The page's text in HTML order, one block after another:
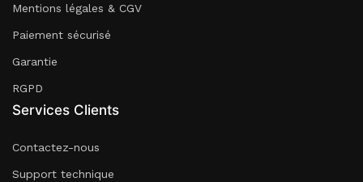
Mentions légales & CGV
Paiement sécurisé
Garantie
RGPD
Services Clients
Contactez-nous
Support technique